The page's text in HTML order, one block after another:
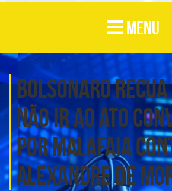
MENU
Bolsonaro recua
não ir ao ato
por Malafaia
Alexandre de